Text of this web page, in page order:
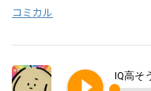
コミカル
IQ高そ